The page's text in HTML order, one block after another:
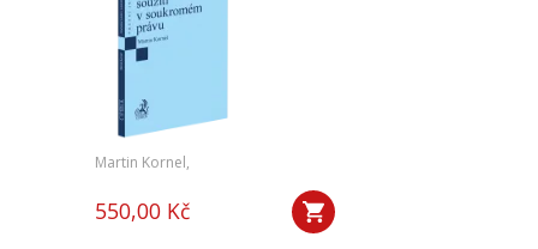
Martin Kornel,
550,00 Kč